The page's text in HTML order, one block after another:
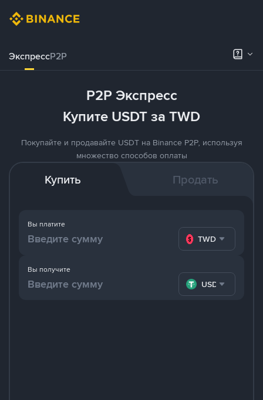
ЭкспрессP2P
P2P Экспресс
Купите USDT за TWD
Покупайте и продавайте USDT на Binance P2P, используя
множество способов оплаты
Купить Продать
Вы платите
TWD
Вы получите
USDT